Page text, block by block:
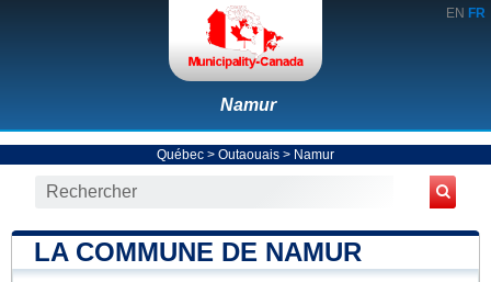
EN FR
Namur
Québec > Outaouais > Namur
LA COMMUNE DE NAMUR